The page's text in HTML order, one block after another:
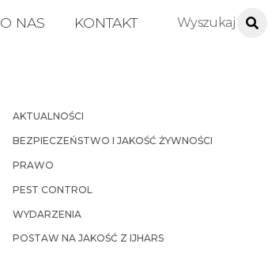
O NAS KONTAKT
AKTUALNOŚCI
BEZPIECZEŃSTWO I JAKOŚĆ ŻYWNOŚCI
PRAWO
PEST CONTROL
WYDARZENIA
POSTAW NA JAKOŚĆ Z IJHARS